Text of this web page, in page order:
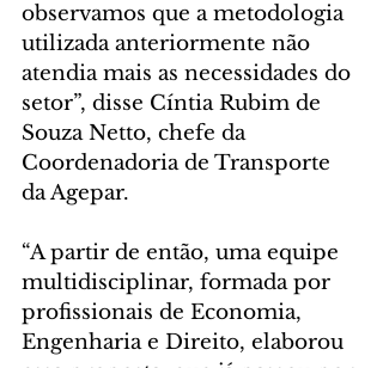
observamos que a metodologia
utilizada anteriormente não
atendia mais as necessidades do
setor”, disse Cíntia Rubim de
Souza Netto, chefe da
Coordenadoria de Transporte
da Agepar.
“A partir de então, uma equipe
multidisciplinar, formada por
profissionais de Economia,
Engenharia e Direito, elaborou